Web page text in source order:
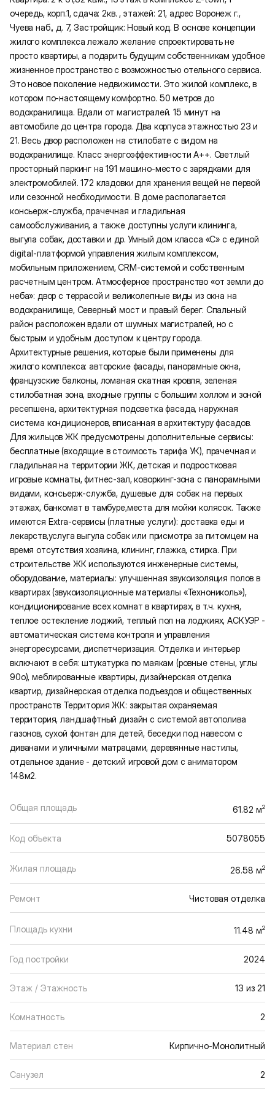
очередь, корп.1, сдача: 2кв. , этажей: 21, адрес Воронеж г.,
Чуева наб., д. 7, Застройщик: Новый код. В основе концепции
жилого комплекса лежало желание спроектировать не
просто квартиры, а подарить будущим собственникам удобное
жизненное пространство с возможностью отельного сервиса.
Это новое поколение недвижимости. Это жилой комплекс, в
котором по-настоящему комфортно. 50 метров до
водохранилища. Вдали от магистралей. 15 минут на
автомобиле до центра города. Два корпуса этажностью 23 и
21. Весь двор расположен на стилобате с видом на
водохранилище. Класс энергоэффективности А++. Светлый
просторный паркинг на 191 машино-место с зарядками для
электромобилей. 172 кладовки для хранения вещей не первой
или сезонной необходимости. В доме располагается
консьерж-служба, прачечная и гладильная
самообслуживания, а также доступны услуги клининга,
выгула собак, доставки и др. Умный дом класса «C» с единой
digital-платформой управления жилым комплексом,
мобильным приложением, CRM-системой и собственным
расчетным центром. Атмосферное пространство «от земли до
неба»: двор с террасой и великолепные виды из окна на
водохранилище, Северный мост и правый берег. Спальный
район расположен вдали от шумных магистралей, но с
быстрым и удобным доступом к центру города.
Архитектурные решения, которые были применены для
жилого комплекса: авторские фасады, панорамные окна,
французские балконы, ломаная скатная кровля, зеленая
стилобатная зона, входные группы с большим холлом и зоной
ресепшена, архитектурная подсветка фасада, наружная
система кондиционеров, вписанная в архитектуру фасадов.
Для жильцов ЖК предусмотрены дополнительные сервисы:
бесплатные (входящие в стоимость тарифа УК), прачечная и
гладильная на территории ЖК, детская и подростковая
игровые комнаты, фитнес-зал, коворкинг-зона с панорамными
видами, консьерж-служба, душевые для собак на первых
этажах, банкомат в тамбуре,места для мойки колясок. Также
имеются Extra-сервисы (платные услуги): доставка еды и
лекарств,услуга выгула собак или присмотра за питомцем на
время отсутствия хозяина, клининг, глажка, стирка. При
строительстве ЖК используются инженерные системы,
оборудование, материалы: улучшенная звукоизоляция полов в
квартирах (звукоизоляционные материалы «Технониколь»),
кондиционирование всех комнат в квартирах, в т.ч. кухня,
теплое остекление лоджий, теплый пол на лоджиях, АСКУЭР -
автоматическая система контроля и управления
энергоресурсами, диспетчеризация. Отделка и интерьер
включают в себя: штукатурка по маякам (ровные стены, углы
90о), меблированные квартиры, дизайнерская отделка
квартир, дизайнерская отделка подъездов и общественных
пространств Территория ЖК: закрытая охраняемая
территория, ландшафтный дизайн с системой автополива
газонов, сухой фонтан для детей, беседки под навесом с
диванами и уличными матрацами, деревянные настилы,
отдельное здание - детский игровой дом с аниматором
148м2.
Общая площадь 61.82 м2
Код объекта 5078055
Жилая площадь 26.58 м2
Ремонт Чистовая отделка
Площадь кухни 11.48 м2
Год постройки 2024
Этаж / Этажность 13 из 21
Комнатность 2
Материал стен Кирпично-Монолитный
Санузел 2